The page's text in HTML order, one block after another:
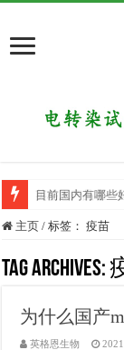
英格恩产品在一
目前国内有哪些
主页 / 标签：疫苗
Tag Archives:
为什么国产
英格恩生物